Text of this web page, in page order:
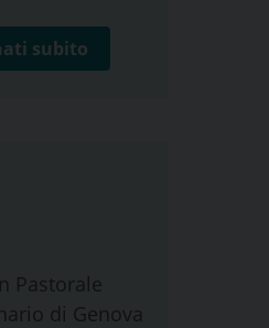
subito
Pastorale
di Genova